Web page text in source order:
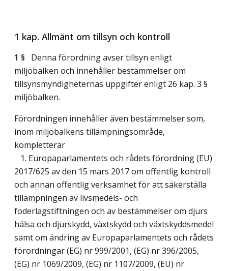
1 kap. Allmänt om tillsyn och kontroll
1 § Denna förordning avser tillsyn enligt
miljöbalken och innehåller bestämmelser om
tillsynsmyndigheternas uppgifter enligt 26 kap. 3 §
miljöbalken.
Förordningen innehåller även bestämmelser som,
inom miljöbalkens tillämpningsområde,
kompletterar
1. Europaparlamentets och rådets förordning (EU)
2017/625 av den 15 mars 2017 om offentlig kontroll
och annan offentlig verksamhet för att säkerställa
tillämpningen av livsmedels- och
foderlagstiftningen och av bestämmelser om djurs
hälsa och djurskydd, växtskydd och växtskyddsmedel
samt om ändring av Europaparlamentets och rådets
förordningar (EG) nr 999/2001, (EG) nr 396/2005,
(EG) nr 1069/2009, (EG) nr 1107/2009, (EU) nr